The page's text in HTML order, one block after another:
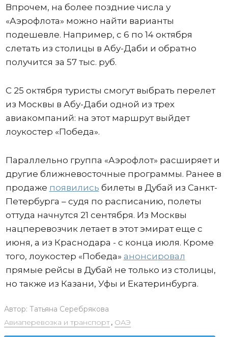
Впрочем, на более поздние числа у
«Аэрофлота» можно найти варианты
подешевле. Например, с 6 по 14 октября
слетать из столицы в Абу-Даби и обратно
получится за 57 тыс. руб.
С 25 октября туристы смогут выбрать перелет
из Москвы в Абу-Даби одной из трех
авиакомпаний: на этот маршрут выйдет
лоукостер «Победа».
Параллельно группа «Аэрофлот» расширяет и
другие ближневосточные программы. Ранее в
продаже появились билеты в Дубай из Санкт-
Петербурга – судя по расписанию, полеты
оттуда начнутся 21 сентября. Из Москвы
нацперевозчик летает в этот эмират еще с
июня, а из Краснодара - с конца июля. Кроме
того, лоукостер «Победа» анонсировал
прямые рейсы в Дубай не только из столицы,
но также из Казани, Уфы и Екатеринбурга.
Автор: Татьяна Серебрякова
Авиаперевозка и транспорт, ОАЭ